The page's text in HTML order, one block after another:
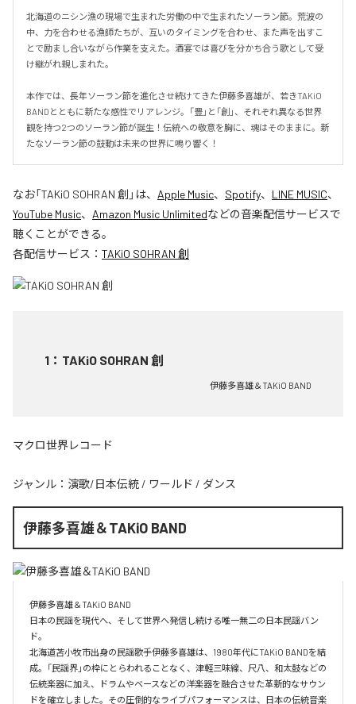
北海道のニシン漁の現場で生まれた労働の中で生まれたソーラン節。荒波の
中、力を合わせる漁師たちが、互いのタイミングを合わせ、また声を出すこ
とで励まし合いながら作業を支えた。酒宴では喜びを分かち合う歌として受
け継がれ親しまれた。
本作では、長年ソーラン節を進化させ続けてきた伊藤多喜雄が、若きTAKiO
BANDとともに新たな感性でリアレンジ。「豊」と「創」、それぞれ異なる世界
観を持つ2つのソーラン節が誕生！伝統への敬意を胸に、魂はそのままに。新
たなソーラン節の鼓動は未来の世界に鳴り響く！
なお「TAKiO SOHRAN 創 」は、 Apple Music、 Spotify、 LINE MUSIC、
YouTube Music、 Amazon Music Unlimitedなどの音楽配信サービスで
聴くことができる。
各配信サービス： TAKiO SOHRAN 創
1 ： TAKiO SOHRAN 創
伊藤多喜雄＆TAKiO BAND
マクロ世界レコード
ジャンル： 演歌/日本伝統 / ワールド / ダンス
伊藤多喜雄＆TAKiO BAND
伊藤多喜雄＆TAKiO BAND
日本の民謡を現代へ、そして世界へ発信し続ける唯一無二の日本民謡バン
ド。
北海道苫小牧市出身の民謡歌手伊藤多喜雄は、1980年代にTAKiO BANDを結
成。「民謡界」の枠にとらわれることなく、津軽三味線、尺八、和太鼓などの
伝統楽器に加え、ドラムやベースなどの洋楽器を融合させた革新的なサウン
ドを確立しました。その圧倒的なライブパフォーマンスは、日本の伝統音楽